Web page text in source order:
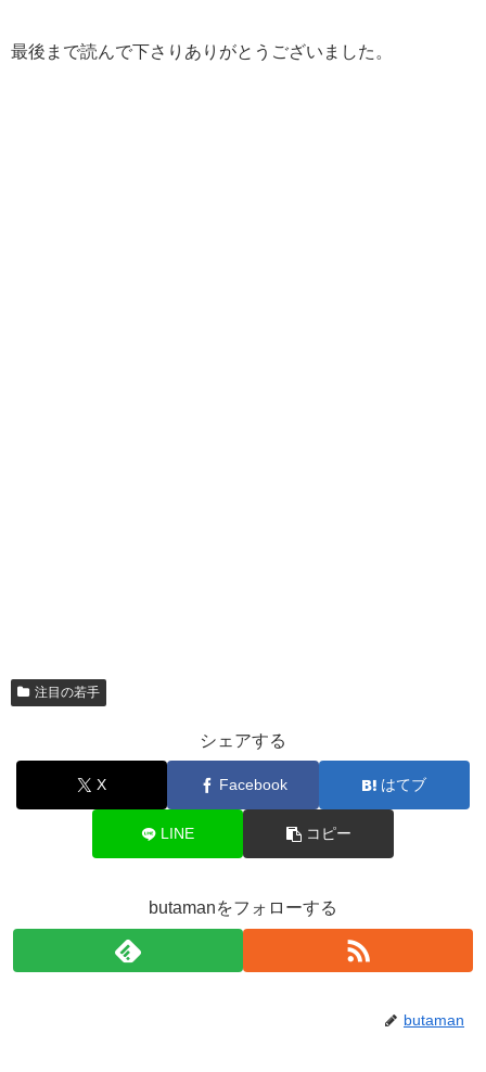
最後まで読んで下さりありがとうございました。
注目の若手
シェアする
X Facebook はてブ
LINE コピー
butamanをフォローする
butaman